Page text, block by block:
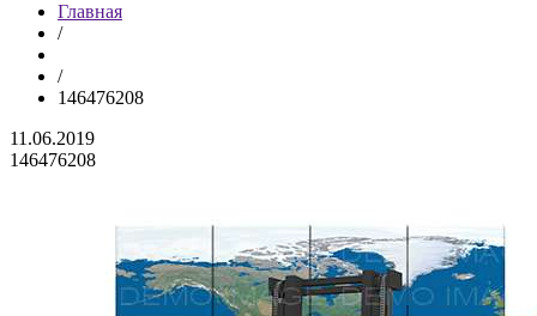
Главная
/
/
146476208
11.06.2019
146476208